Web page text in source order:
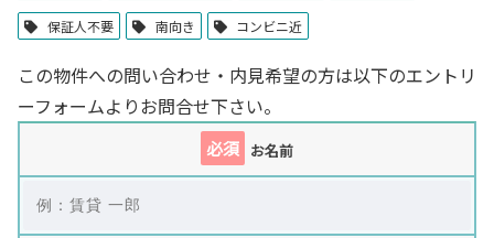
保証人不要 南向き コンビニ近
この物件への問い合わせ・内見希望の方は以下のエントリ
ーフォームよりお問合せ下さい。
必須 お名前